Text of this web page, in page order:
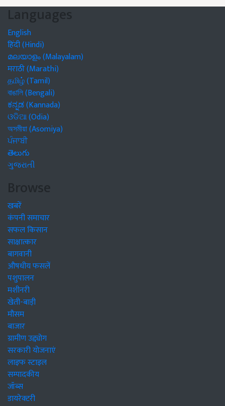
Languages
English
हिंदी (Hindi)
മലയാളം (Malayalam)
मराठी (Marathi)
தமிழ் (Tamil)
বাঙালি (Bengali)
ಕನ್ನಡ (Kannada)
ଓଡିଆ (Odia)
অসমীয়া (Asomiya)
ਪੰਜਾਬੀ
తెలుగు
ગુજરાતી
Browse
खबरें
कंपनी समाचार
सफल किसान
साक्षात्कार
बागवानी
औषधीय फसलें
पशुपालन
मशीनरी
खेती-बाड़ी
मौसम
बाजार
ग्रामीण उद्द्योग
सरकारी योजनाएं
लाइफ स्टाइल
सम्पादकीय
जॉब्स
डायरेक्टरी